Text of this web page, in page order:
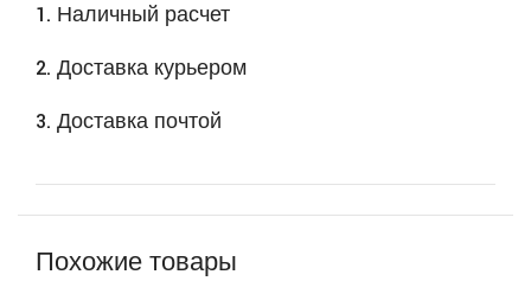
1. Наличный расчет
2. Доставка курьером
3. Доставка почтой
Похожие товары